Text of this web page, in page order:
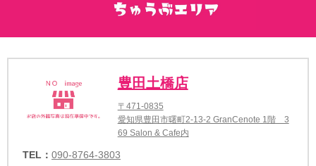
豊田土橋店
〒471-0835
愛知県豊田市曙町2-13-2 GranCenote 1階 3
69 Salon & Cafe内
TEL： 090-8764-3803